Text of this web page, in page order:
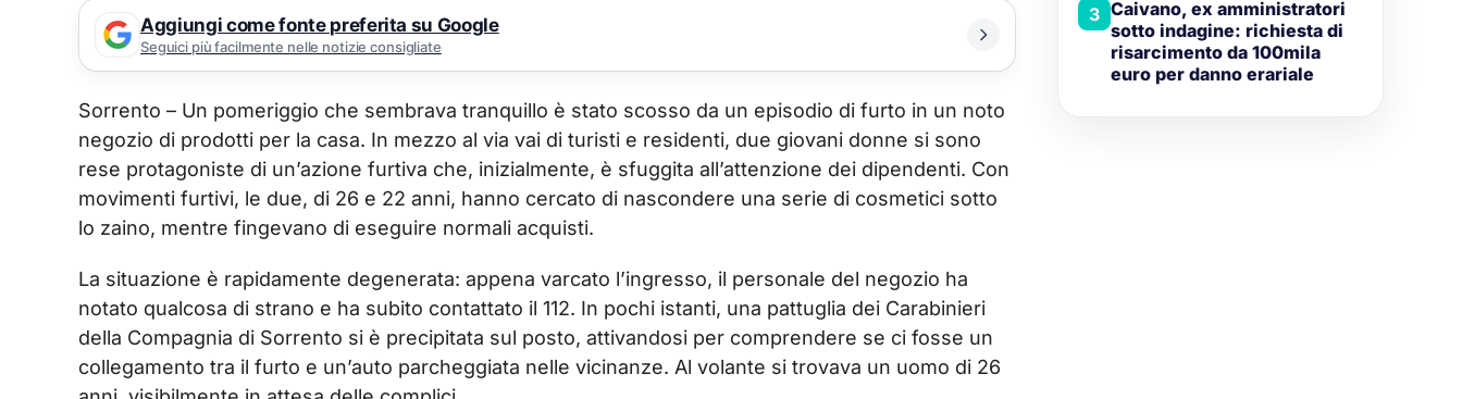
Aggiungi come fonte preferita su Google
Seguici più facilmente nelle notizie consigliate
Sorrento – Un pomeriggio che sembrava tranquillo è stato scosso da un episodio di furto in un noto
negozio di prodotti per la casa. In mezzo al via vai di turisti e residenti, due giovani donne si sono
rese protagoniste di un’azione furtiva che, inizialmente, è sfuggita all’attenzione dei dipendenti. Con
movimenti furtivi, le due, di 26 e 22 anni, hanno cercato di nascondere una serie di cosmetici sotto
lo zaino, mentre fingevano di eseguire normali acquisti.
La situazione è rapidamente degenerata: appena varcato l’ingresso, il personale del negozio ha
notato qualcosa di strano e ha subito contattato il 112. In pochi istanti, una pattuglia dei Carabinieri
della Compagnia di Sorrento si è precipitata sul posto, attivandosi per comprendere se ci fosse un
collegamento tra il furto e un’auto parcheggiata nelle vicinanze. Al volante si trovava un uomo di 26
3 Caivano, ex amministratori
sotto indagine: richiesta di
risarcimento da 100mila
euro per danno erariale